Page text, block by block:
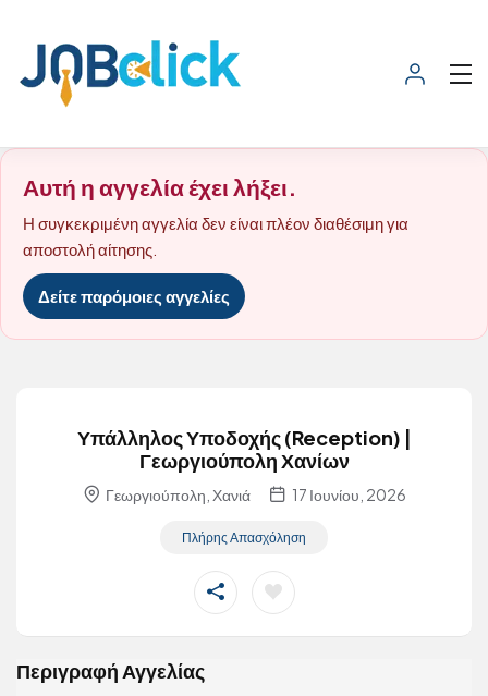
Αυτή η αγγελία έχει λήξει.
Η συγκεκριμένη αγγελία δεν είναι πλέον διαθέσιμη για
αποστολή αίτησης.
Δείτε παρόμοιες αγγελίες
Υπάλληλος Υποδοχής (Reception) |
Γεωργιούπολη Χανίων
Γεωργιούπολη, Χανιά 17 Ιουνίου, 2026
Πλήρης Απασχόληση
Περιγραφή Αγγελίας